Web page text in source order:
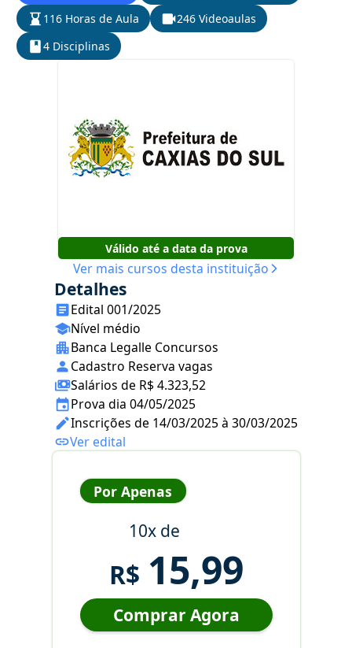
116 Horas de Aula
246 Videoaulas
4 Disciplinas
Válido até a data da prova
Ver mais cursos desta instituição
Detalhes
Edital 001/2025
Nível médio
Banca Legalle Concursos
Cadastro Reserva vagas
Salários de R$ 4.323,52
Prova dia 04/05/2025
Inscrições de 14/03/2025 à 30/03/2025
Ver edital
Por Apenas
10x de
R$ 15,99
Comprar Agora